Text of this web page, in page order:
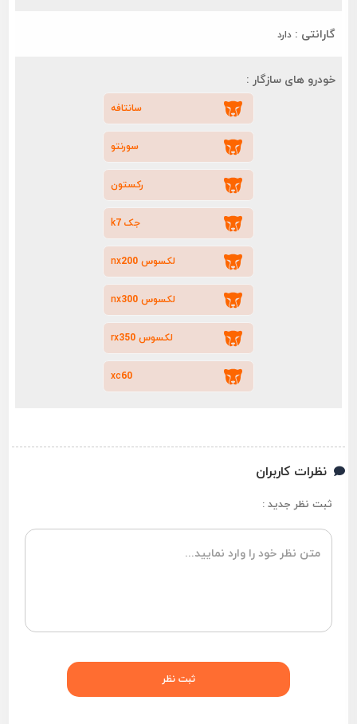
گارانتی : دارد
خودرو های سازگار :
سانتافه
سورنتو
رکستون
جک k7
لکسوس nx200
لکسوس nx300
لکسوس rx350
xc60
نظرات کاربران
ثبت نظر جدید :